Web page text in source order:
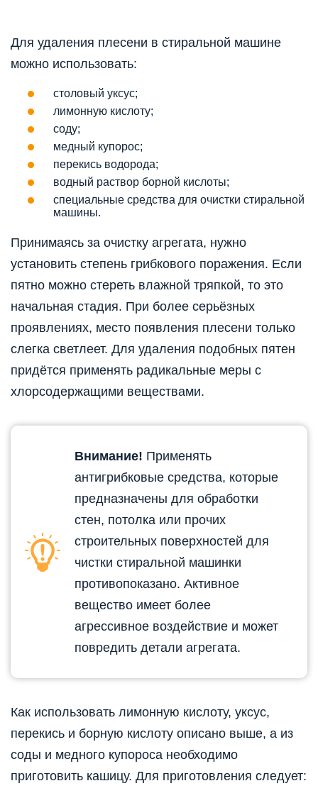
Для удаления плесени в стиральной машине
можно использовать:
столовый уксус;
лимонную кислоту;
соду;
медный купорос;
перекись водорода;
водный раствор борной кислоты;
специальные средства для очистки стиральной
машины.
Принимаясь за очистку агрегата, нужно
установить степень грибкового поражения. Если
пятно можно стереть влажной тряпкой, то это
начальная стадия. При более серьёзных
проявлениях, место появления плесени только
слегка светлеет. Для удаления подобных пятен
придётся применять радикальные меры с
хлорсодержащими веществами.
Внимание! Применять
антигрибковые средства, которые
предназначены для обработки
стен, потолка или прочих
строительных поверхностей для
чистки стиральной машинки
противопоказано. Активное
вещество имеет более
агрессивное воздействие и может
повредить детали агрегата.
Как использовать лимонную кислоту, уксус,
перекись и борную кислоту описано выше, а из
соды и медного купороса необходимо
приготовить кашицу. Для приготовления следует: